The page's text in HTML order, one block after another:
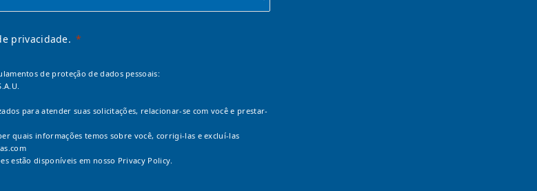
privacidade.
de proteção de dados pessoais:
para atender suas solicitações, relacionar-se com você e prestar-
quais informações temos sobre você, corrigi-las e excluí-las
estão disponíveis em nosso Privacy Policy.